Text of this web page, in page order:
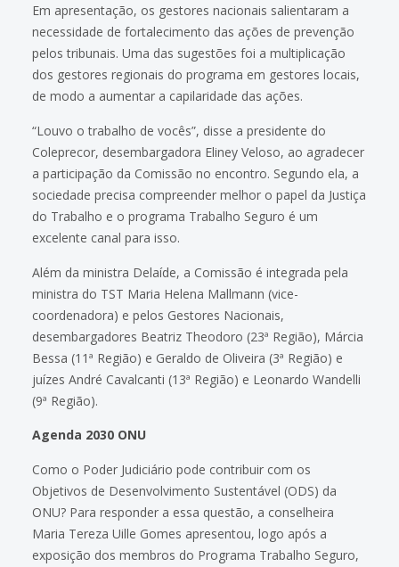
Em apresentação, os gestores nacionais salientaram a
necessidade de fortalecimento das ações de prevenção
pelos tribunais. Uma das sugestões foi a multiplicação
dos gestores regionais do programa em gestores locais,
de modo a aumentar a capilaridade das ações.
“Louvo o trabalho de vocês”, disse a presidente do
Coleprecor, desembargadora Eliney Veloso, ao agradecer
a participação da Comissão no encontro. Segundo ela, a
sociedade precisa compreender melhor o papel da Justiça
do Trabalho e o programa Trabalho Seguro é um
excelente canal para isso.
Além da ministra Delaíde, a Comissão é integrada pela
ministra do TST Maria Helena Mallmann (vice-
coordenadora) e pelos Gestores Nacionais,
desembargadores Beatriz Theodoro (23ª Região), Márcia
Bessa (11ª Região) e Geraldo de Oliveira (3ª Região) e
juízes André Cavalcanti (13ª Região) e Leonardo Wandelli
(9ª Região).
Agenda 2030 ONU
Como o Poder Judiciário pode contribuir com os
Objetivos de Desenvolvimento Sustentável (ODS) da
ONU? Para responder a essa questão, a conselheira
Maria Tereza Uille Gomes apresentou, logo após a
exposição dos membros do Programa Trabalho Seguro,